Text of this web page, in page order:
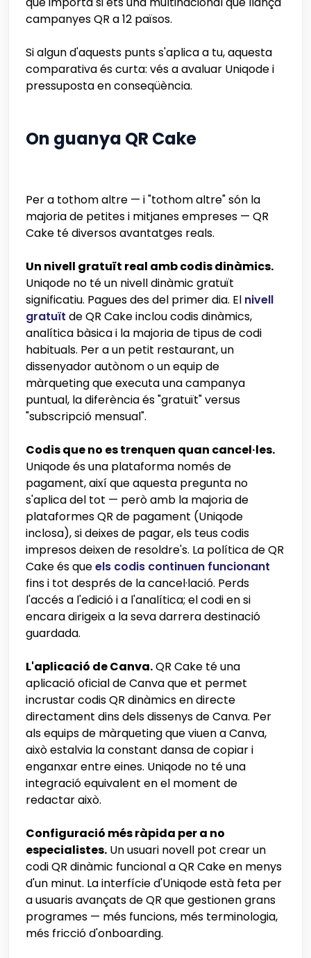
campanyes QR a 12 països.
Si algun d'aquests punts s'aplica a tu, aquesta
comparativa és curta: vés a avaluar Uniqode i
pressuposta en conseqüència.
On guanya QR Cake
Per a tothom altre — i "tothom altre" són la
majoria de petites i mitjanes empreses — QR
Cake té diversos avantatges reals.
Un nivell gratuït real amb codis dinàmics.
Uniqode no té un nivell dinàmic gratuït
significatiu. Pagues des del primer dia. El nivell
gratuït de QR Cake inclou codis dinàmics,
analítica bàsica i la majoria de tipus de codi
habituals. Per a un petit restaurant, un
dissenyador autònom o un equip de
màrqueting que executa una campanya
puntual, la diferència és "gratuït" versus
"subscripció mensual".
Codis que no es trenquen quan cancel·les.
Uniqode és una plataforma només de
pagament, així que aquesta pregunta no
s'aplica del tot — però amb la majoria de
plataformes QR de pagament (Uniqode
inclosa), si deixes de pagar, els teus codis
impresos deixen de resoldre's. La política de QR
Cake és queels codis continuen funcionant
fins i tot després de la cancel·lació. Perds
l'accés a l'edició i a l'analítica; el codi en si
encara dirigeix a la seva darrera destinació
guardada.
L'aplicació de Canva.QR Cake té una
aplicació oficial de Canva que et permet
incrustar codis QR dinàmics en directe
directament dins dels dissenys de Canva. Per
als equips de màrqueting que viuen a Canva,
això estalvia la constant dansa de copiar i
enganxar entre eines. Uniqode no té una
integració equivalent en el moment de
redactar això.
Configuració més ràpida per a no
especialistes. Un usuari novell pot crear un
codi QR dinàmic funcional a QR Cake en menys
d'un minut. La interfície d'Uniqode està feta per
a usuaris avançats de QR que gestionen grans
programes — més funcions, més terminologia,
més fricció d'onboarding.